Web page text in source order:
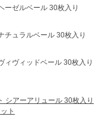
ーゼルベール 30枚入り
チュラルベール 30枚入り
ィヴィッドベール 30枚入り
シアーアリュール 30枚入り
ト